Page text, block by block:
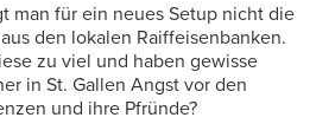
man für ein neues Setup nicht die
den lokalen Raiffeisenbanken.
zu viel und haben gewisse
in St. Gallen Angst vor den
und ihre Pfründe?